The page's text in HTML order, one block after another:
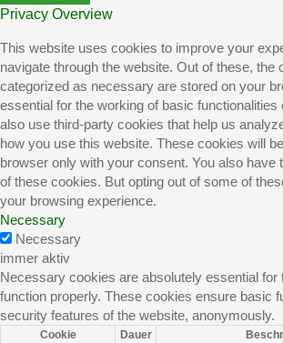
Privacy Overview
This website uses cookies to improve your
navigate through the website. Out of these, the
categorized as necessary are stored on your
essential for the working of basic functionalities
also use third-party cookies that help us
how you use this website. These cookies will
browser only with your consent. You also have
of these cookies. But opting out of some of
your browsing experience.
Necessary
Necessary
immer aktiv
Necessary cookies are absolutely essential for
function properly. These cookies ensure basic
security features of the website, anonymously.
Cookie Dauer